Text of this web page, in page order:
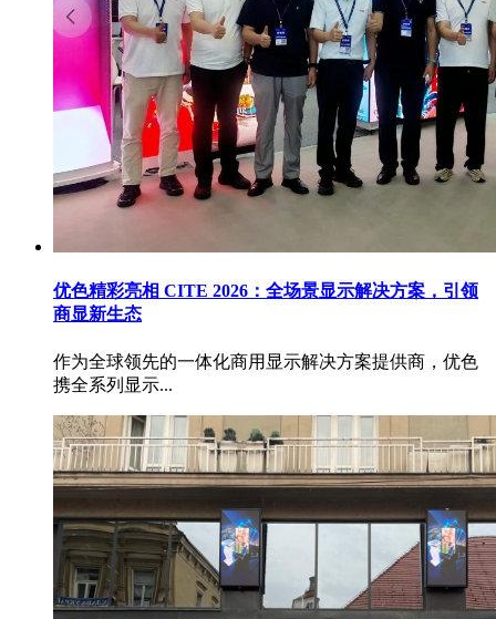
优色精彩亮相 CITE 2026：全场景显示解决方案，引领
商显新生态
作为全球领先的一体化商用显示解决方案提供商，优色
携全系列显示...